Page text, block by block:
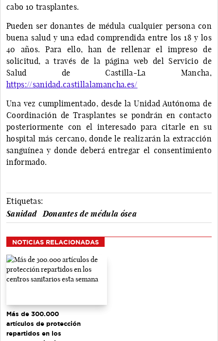
cabo 10 trasplantes.
Pueden ser donantes de médula cualquier persona con
buena salud y una edad comprendida entre los 18 y los
40 años. Para ello, han de rellenar el impreso de
solicitud, a través de la página web del Servicio de
Salud de Castilla-La Mancha,
https://sanidad.castillalamancha.es/
Una vez cumplimentado, desde la Unidad Autónoma de
Coordinación de Trasplantes se pondrán en contacto
posteriormente con el interesado para citarle en su
hospital más cercano, donde le realizarán la extracción
sanguínea y donde deberá entregar el consentimiento
informado.
Etiquetas:
Sanidad
Donantes de médula ósea
NOTICIAS RELACIONADAS
Más de 300.000
artículos de protección
repartidos en los